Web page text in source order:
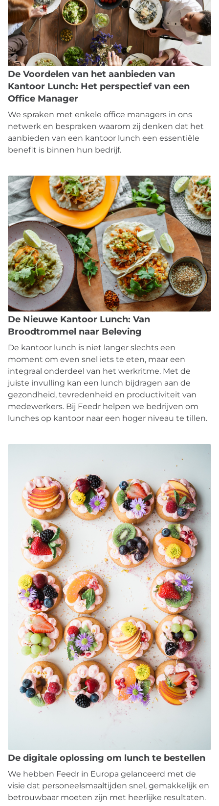
De Voordelen van het aanbieden van
Kantoor Lunch: Het perspectief van een
Office Manager
We spraken met enkele office managers in ons
netwerk en bespraken waarom zij denken dat het
aanbieden van een kantoor lunch een essentiële
benefit is binnen hun bedrijf.
De Nieuwe Kantoor Lunch: Van
Broodtrommel naar Beleving
De kantoor lunch is niet langer slechts een
moment om even snel iets te eten, maar een
integraal onderdeel van het werkritme. Met de
juiste invulling kan een lunch bijdragen aan de
gezondheid, tevredenheid en productiviteit van
medewerkers. Bij Feedr helpen we bedrijven om
lunches op kantoor naar een hoger niveau te tillen.
De digitale oplossing om lunch te bestellen
We hebben Feedr in Europa gelanceerd met de
visie dat personeelsmaaltijden snel, gemakkelijk en
betrouwbaar moeten zijn met heerlijke resultaten.